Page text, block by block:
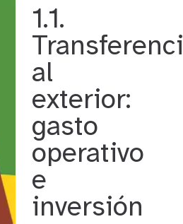
1.1.
al
exterior:
gasto
operativo
e
inversión